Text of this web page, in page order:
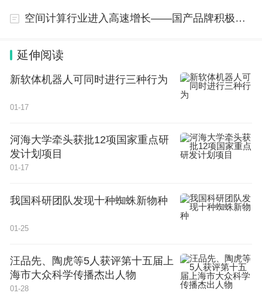
球超算top500榜单榜首。在国家超算深圳中心，我
们见到了刚刚领奖回来的灵晟系统总设计师卢宇彤。
她说，登顶那一刻，是使命达成的振奋，中国超算重
新回到了世界舞台。
事实上，2017年我们国家的“神威·太湖之光”超
算也获得过世界冠军，可是此后沉寂了9年。
就是中央处理器+GPU图形处理器的异构架构。可是
高端GPU软硬件专利基本被海外垄断。
空间计算行业进入高速增长——国产品牌积极探索布局
延伸阅读
新软体机器人可同时进行三种行为
01-17
河海大学牵头获批12项国家重点研
发计划项目
01-17
我国科研团队发现十种蜘蛛新物种
01-25
汪品先、陶虎等5人获评第十五届上
海市大众科学传播杰出人物
01-28